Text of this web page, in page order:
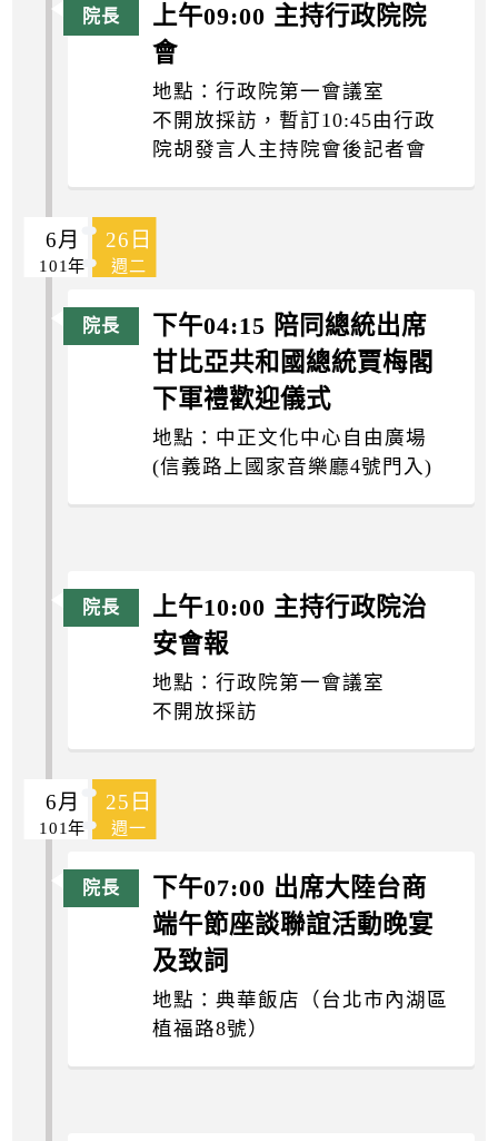
上午09:00 主持行政院院
會
地點：行政院第一會議室
不開放採訪，暫訂10:45由行政
院胡發言人主持院會後記者會
6月 26日
101年 週二
下午04:15 陪同總統出席
甘比亞共和國總統賈梅閣
下軍禮歡迎儀式
地點：中正文化中心自由廣場
(信義路上國家音樂廳4號門入)
上午10:00 主持行政院治
安會報
地點：行政院第一會議室
不開放採訪
6月 25日
101年 週一
下午07:00 出席大陸台商
端午節座談聯誼活動晚宴
及致詞
地點：典華飯店（台北市內湖區
植福路8號）